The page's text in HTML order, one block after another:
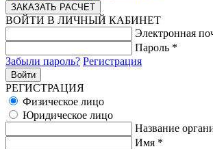
ВОЙТИ В ЛИЧНЫЙ КАБИНЕТ
Электронная
Пароль *
Забыли пароль? Регистрация
РЕГИСТРАЦИЯ
Физическое лицо
Юридическое лицо
Название
Имя *